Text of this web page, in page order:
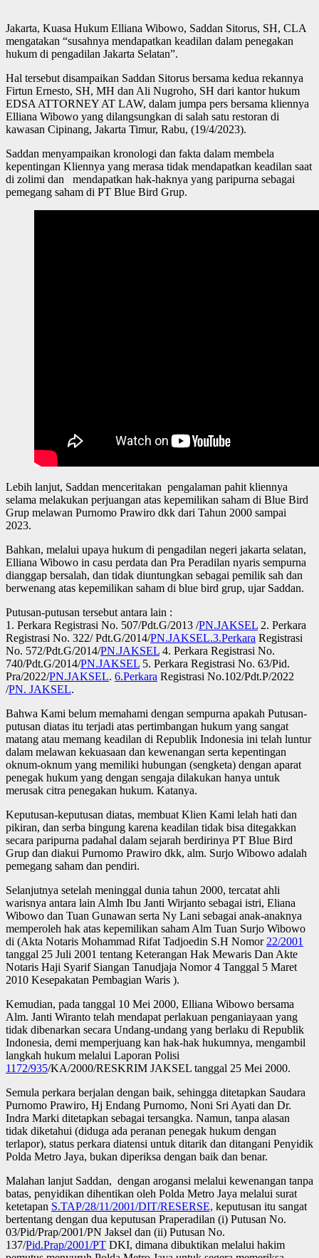
Jakarta, Kuasa Hukum Elliana Wibowo, Saddan Sitorus, SH, CLA
mengatakan “susahnya mendapatkan keadilan dalam penegakan
hukum di pengadilan Jakarta Selatan”.
Hal tersebut disampaikan Saddan Sitorus bersama kedua rekannya
Firtun Ernesto, SH, MH dan Ali Nugroho, SH dari kantor hukum
EDSA ATTORNEY AT LAW, dalam jumpa pers bersama kliennya
Elliana Wibowo yang dilangsungkan di salah satu restoran di
kawasan Cipinang, Jakarta Timur, Rabu, (19/4/2023).
Saddan menyampaikan kronologi dan fakta dalam membela
kepentingan Kliennya yang merasa tidak mendapatkan keadilan saat
di zolimi dan mendapatkan hak-haknya yang paripurna sebagai
pemegang saham di PT Blue Bird Grup.
Lebih lanjut, Saddan menceritakan pengalaman pahit kliennya
selama melakukan perjuangan atas kepemilikan saham di Blue Bird
Grup melawan Purnomo Prawiro dkk dari Tahun 2000 sampai
2023.
Bahkan, melalui upaya hukum di pengadilan negeri jakarta selatan,
Elliana Wibowo in casu perdata dan Pra Peradilan nyaris sempurna
dianggap bersalah, dan tidak diuntungkan sebagai pemilik sah dan
berwenang atas kepemilikan saham di blue bird grup, ujar Saddan.
Putusan-putusan tersebut antara lain :
1. Perkara Registrasi No. 507/Pdt.G/2013 /PN.JAKSEL 2. Perkara
Registrasi No. 322/ Pdt.G/2014/PN.JAKSEL.3.Perkara Registrasi
No. 572/Pdt.G/2014/PN.JAKSEL 4. Perkara Registrasi No.
740/Pdt.G/2014/PN.JAKSEL 5. Perkara Registrasi No. 63/Pid.
Pra/2022/PN.JAKSEL. 6.Perkara Registrasi No.102/Pdt.P/2022
/PN. JAKSEL.
Bahwa Kami belum memahami dengan sempurna apakah Putusan-
putusan diatas itu terjadi atas pertimbangan hukum yang sangat
matang atau memang keadilan di Republik Indonesia ini telah luntur
dalam melawan kekuasaan dan kewenangan serta kepentingan
oknum-oknum yang memiliki hubungan (sengketa) dengan aparat
penegak hukum yang dengan sengaja dilakukan hanya untuk
merusak citra penegakan hukum. Katanya.
Keputusan-keputusan diatas, membuat Klien Kami lelah hati dan
pikiran, dan serba bingung karena keadilan tidak bisa ditegakkan
secara paripurna padahal dalam sejarah berdirinya PT Blue Bird
Grup dan diakui Purnomo Prawiro dkk, alm. Surjo Wibowo adalah
pemegang saham dan pendiri.
Selanjutnya setelah meninggal dunia tahun 2000, tercatat ahli
warisnya antara lain Almh Ibu Janti Wirjanto sebagai istri, Eliana
Wibowo dan Tuan Gunawan serta Ny Lani sebagai anak-anaknya
memperoleh hak atas kepemilikan saham Alm Tuan Surjo Wibowo
di (Akta Notaris Mohammad Rifat Tadjoedin S.H Nomor22/2001
tanggal 25 Juli 2001 tentang Keterangan Hak Mewaris Dan Akte
Notaris Haji Syarif Siangan Tanudjaja Nomor 4 Tanggal 5 Maret
2010 Kesepakatan Pembagian Waris ).
Kemudian, pada tanggal 10 Mei 2000, Elliana Wibowo bersama
Alm. Janti Wiranto telah mendapat perlakuan penganiayaan yang
tidak dibenarkan secara Undang-undang yang berlaku di Republik
Indonesia, demi memperjuang kan hak-hak hukumnya, mengambil
langkah hukum melalui Laporan Polisi
1172/935/KA/2000/RESKRIM JAKSEL tanggal 25 Mei 2000.
Semula perkara berjalan dengan baik, sehingga ditetapkan Saudara
Purnomo Prawiro, Hj Endang Purnomo, Noni Sri Ayati dan Dr.
Indra Marki ditetapkan sebagai tersangka. Namun, tanpa alasan
tidak diketahui (diduga ada peranan penegak hukum dengan
terlapor), status perkara diatensi untuk ditarik dan ditangani Penyidik
Polda Metro Jaya, bukan diperiksa dengan baik dan benar.
Malahan lanjut Saddan, dengan arogansi melalui kewenangan tanpa
batas, penyidikan dihentikan oleh Polda Metro Jaya melalui surat
ketetapan S.TAP/28/11/2001/DIT/RESERSE, keputusan itu sangat
bertentang dengan dua keputusan Praperadilan (i) Putusan No.
03/Pid/Prap/2001/PN Jaksel dan (ii) Putusan No.
137/Pid.Prap/2001/PT DKI, dimana dibuktikan melalui hakim